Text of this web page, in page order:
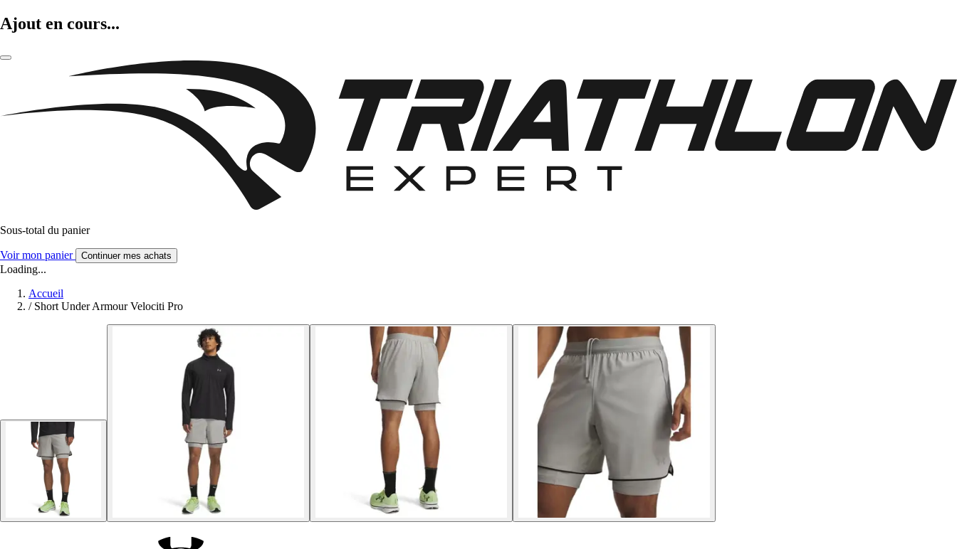
Ajout en cours...
Sous-total du panier
Voir mon panier Continuer mes achats
Loading...
Accueil
/ Short Under Armour Velociti Pro